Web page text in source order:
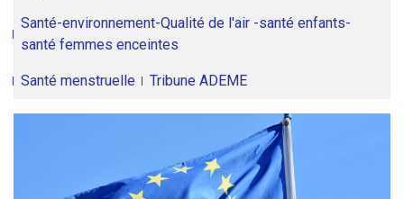
Santé-environnement-Qualité de l'air -santé enfants-
santé femmes enceintes
Santé menstruelle Tribune ADEME